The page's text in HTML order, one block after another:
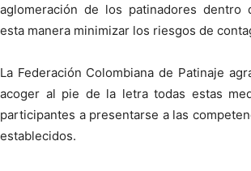
aglomeración de los patinadores dentro
esta manera minimizar los riesgos de
La Federación Colombiana de Patinaje
acoger al pie de la letra todas estas
participantes a presentarse a las
establecidos.